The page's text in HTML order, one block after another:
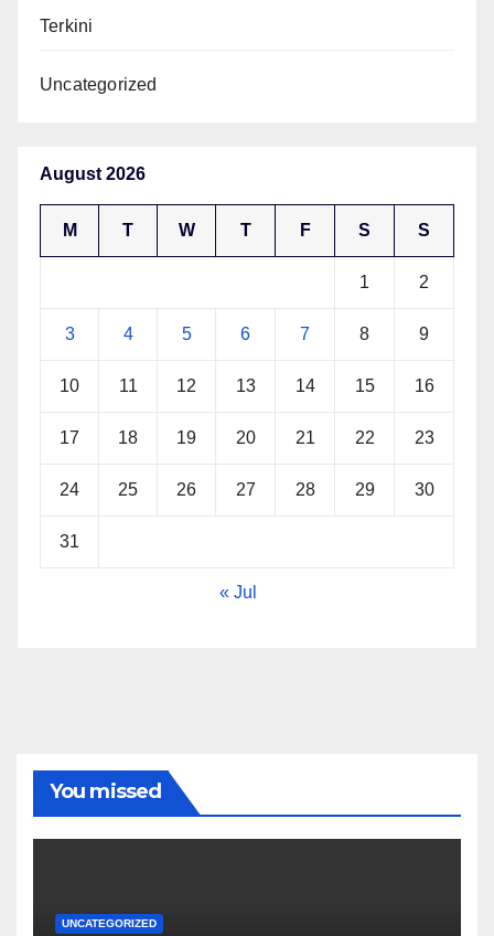
Terkini
Uncategorized
August 2026
M T W T F S S
1 2
3 4 5 6 7 8 9
10 11 12 13 14 15 16
17 18 19 20 21 22 23
24 25 26 27 28 29 30
31
« Jul
You missed
UNCATEGORIZED